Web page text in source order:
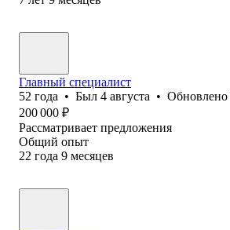
Главный специалист
52 года • Был 4 августа • Обновлено
200 000 ₽
Рассматривает предложения
Общий опыт
22 года 9 месяцев